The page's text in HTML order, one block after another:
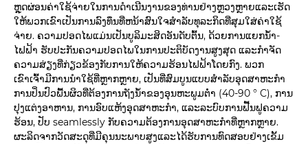
ຫຼຸດຜ່ອນຄ່າໃຊ້ຈ່າຍໃນການດໍາເນີນງານຂອງທ່ານຢ່າງຫຼວງຫຼາຍແລະເຮັດ
ໃຫ້ພວກເຂົາເປັນການລົງທຶນທີ່ຫນ້າສົນໃຈສໍາລັບທຸລະກິດທີ່ສຸມໃສ່ຄ່າໃຊ້
ຈ່າຍ. ຄວາມປອດໄພແມ່ນເປັນບູລິມະສິດອັນດັບຕົ້ນ, ດ້ວຍການແຍກນໍ້າ-
ໄຟຟ້າ ຮັບປະກັນຄວາມປອດໄພໃນການປະຕິບັດງານສູງສຸດ ແລະກໍາຈັດ
ຄວາມສ່ຽງທີ່ກ່ຽວຂ້ອງກັບການໃຫ້ຄວາມຮ້ອນໄຟຟ້າໂດຍກົງ. ພວກ
ເຂົາເຈົ້າມີການນໍາໃຊ້ທີ່ຫຼາກຫຼາຍ, ເປັນທີ່ສົມບູນແບບສໍາລັບອຸດສາຫະກໍາ
ການປິ່ນປົວພື້ນຜິວທີ່ຕ້ອງການຖັງນ້ໍາຂອງອຸນຫະພູມຕ່ໍາ (40-90 ° C), ການ
ປຸງແຕ່ງອາຫານ, ການອົບແຫ້ງອຸດສາຫະກໍາ, ແລະລະບົບການຟື້ນຟູຄວາມ
ຮ້ອນ, ປັບ seamlessly ກັບຄວາມຕ້ອງການອຸດສາຫະກໍາທີ່ຫຼາກຫຼາຍ.
ຜະລິດຈາກວັດສະດຸທີ່ມີຄຸນນະພາບສູງແລະໄດ້ຮັບການທົດສອບຢ່າງເຂັ້ມ